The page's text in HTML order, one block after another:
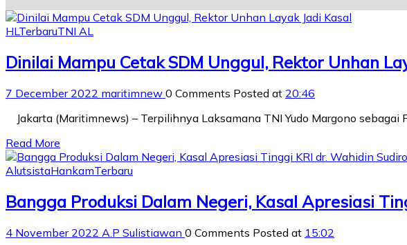
HL TerbaruTNI AL
Dinilai Mampu Cetak SDM Unggul, Rektor Unhan
7 December 2022 maritimnew 0 Comments Posted at 20:46
Jakarta (Maritimnews) – Terpilihnya Laksamana TNI Yudo Margono
Read More
AlutsistaHankamTerbaru
Bangga Produksi Dalam Negeri, Kasal Apresiasi
4 November 2022 A.P Sulistiawan 0 Comments Posted at 15:02